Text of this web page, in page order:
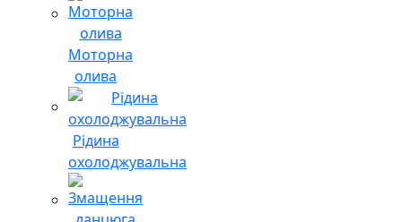
Моторна
олива
Рідина
охолоджувальна